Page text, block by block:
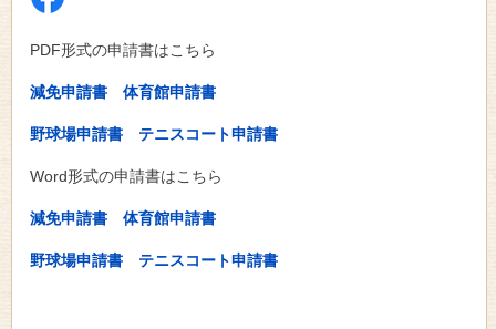
PDF形式の申請書はこちら
減免申請書 体育館申請書
野球場申請書 テニスコート申請書
Word形式の申請書はこちら
減免申請書 体育館申請書
野球場申請書 テニスコート申請書